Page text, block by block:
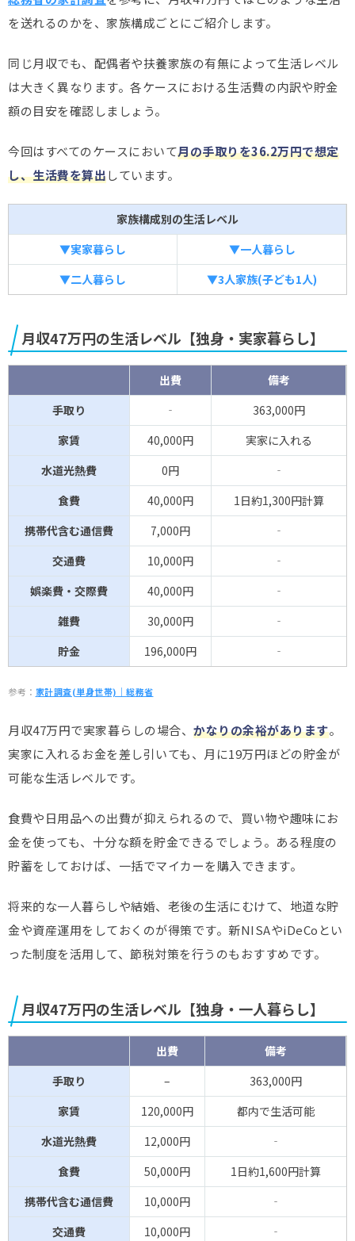
を送れるのかを、家族構成ごとにご紹介します。
同じ月収でも、配偶者や扶養家族の有無によって生活レベル
は大きく異なります。各ケースにおける生活費の内訳や貯金
額の目安を確認しましょう。
今回はすべてのケースにおいて月の手取りを36.2万円で想定
し、生活費を算出しています。
家族構成別の生活レベル
▼実家暮らし
▼一人暮らし
▼二人暮らし
▼3人家族(子ども1人)
月収47万円の生活レベル【独身・実家暮らし】
出費
備考
手取り
‐
363,000円
家賃
40,000円
実家に入れる
水道光熱費
0円
‐
食費
40,000円
1日約1,300円計算
携帯代含む通信費
7,000円
‐
交通費
10,000円
‐
娯楽費・交際費
40,000円
‐
雑費
30,000円
‐
貯金
196,000円 ‐
参考： 家計調査(単身世帯)｜総務省
月収47万円で実家暮らしの場合、 かなりの余裕があります。
実家に入れるお金を差し引いても、月に19万円ほどの貯金が
可能な生活レベルです。
食費や日用品への出費が抑えられるので、買い物や趣味にお
金を使っても、十分な額を貯金できるでしょう。ある程度の
貯蓄をしておけば、一括でマイカーを購入できます。
将来的な一人暮らしや結婚、老後の生活にむけて、地道な貯
金や資産運用をしておくのが得策です。新NISAやiDeCoとい
った制度を活用して、節税対策を行うのもおすすめです。
月収47万円の生活レベル【独身・一人暮らし】
出費
備考
手取り
–
363,000円
家賃
120,000円
都内で生活可能
水道光熱費
12,000円
‐
食費
50,000円
1日約1,600円計算
携帯代含む通信費
10,000円
‐
交通費
10,000円
‐